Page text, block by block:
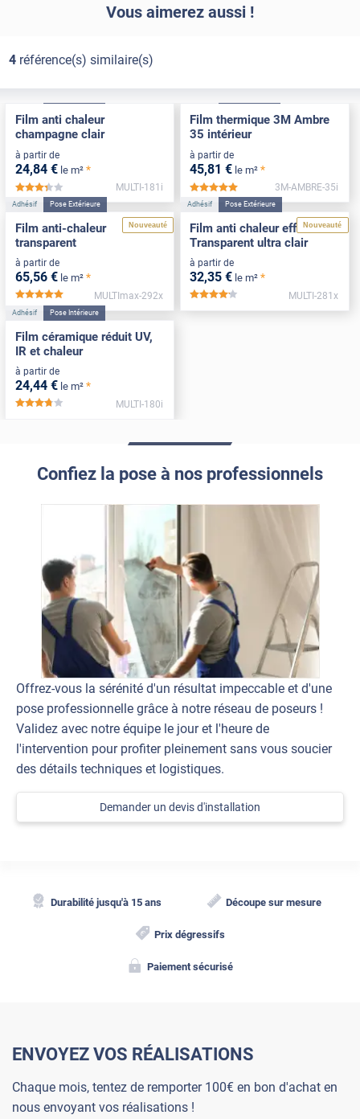
avec votre livreur j'apprend que mon colis va être livré a
recommander votre société car étend un professionnel la
livraison est très importante pour tenir mes engagements
auprès de mes clients
*****
Il y a 1963 jours
Je n'ai pas reçu ma commande
Vous aimerez aussi !
4référence(s) similaire(s)
Film anti chaleur
champagne clair
à partir de
24,84 € le m² *
*****
MULTI-181i
Film thermique 3M Ambre
35 intérieur
à partir de
45,81 € le m² *
3M-AMBRE-35i
Nouveauté
Adhésif Pose Extérieure
Film anti-chaleur
transparent
à partir de
65,56 € le m² *
MULTImax-292x
Nouveauté
Adhésif Pose Extérieure
Film anti chaleur effet
Transparent ultra clair
à partir de
32,35 € le m² *
*****
MULTI-281x
Adhésif Pose Intérieure
Film céramique réduit UV,
IR et chaleur
à partir de
24,44 € le m² *
*****
MULTI-180i
Confiez la pose à nos professionnels
Offrez-vous la sérénité d'un résultat impeccable et d'une
pose professionnelle grâce à notre réseau de poseurs !
Validez avec notre équipe le jour et l'heure de
l'intervention pour profiter pleinement sans vous soucier
des détails techniques et logistiques.
Demander un devis d'installation
Durabilité jusqu'à 15 ans Découpe sur mesure
Prix dégressifs
Paiement sécurisé
ENVOYEZ VOS RÉALISATIONS
Chaque mois, tentez de remporter 100€ en bon d'achat en
nous envoyant vos réalisations !